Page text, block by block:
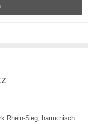
Rhein-Sieg, harmonisch